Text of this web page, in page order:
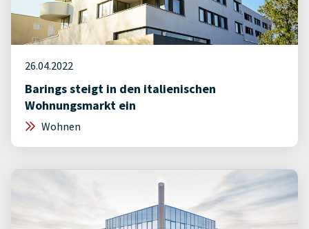
26.04.2022
Barings steigt in den italienischen
Wohnungsmarkt ein
Wohnen